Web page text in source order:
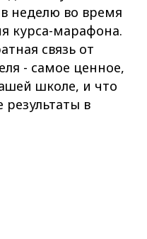
в неделю во время
курса-марафона.
связь от
- самое ценное,
школе, и что
в